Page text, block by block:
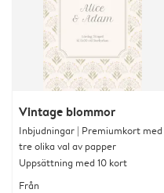
Vintage blommor
Inbjudningar | Premiumkort med
tre olika val av papper
Uppsättning med 10 kort
Från